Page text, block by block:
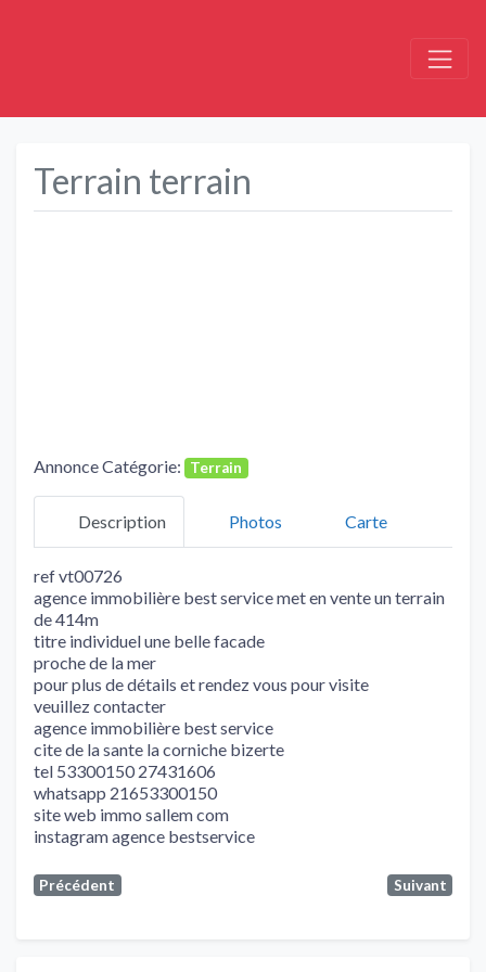
Terrain terrain
Annonce Catégorie: Terrain
Description Photos Carte
ref vt00726
agence immobilière best service met en vente un terrain
de 414m
titre individuel une belle facade
proche de la mer
pour plus de détails et rendez vous pour visite
veuillez contacter
agence immobilière best service
cite de la sante la corniche bizerte
tel 53300150 27431606
whatsapp 21653300150
site web immo sallem com
instagram agence bestservice
Précédent Suivant